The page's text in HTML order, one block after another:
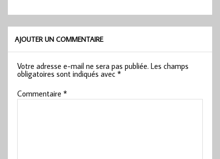
AJOUTER UN COMMENTAIRE
Votre adresse e-mail ne sera pas publiée. Les champs
obligatoires sont indiqués avec*
Commentaire*